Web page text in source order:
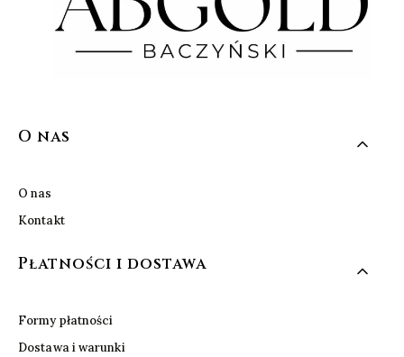
Linki w stopce
O nas
O nas
Kontakt
Płatności i dostawa
Formy płatności
Dostawa i warunki